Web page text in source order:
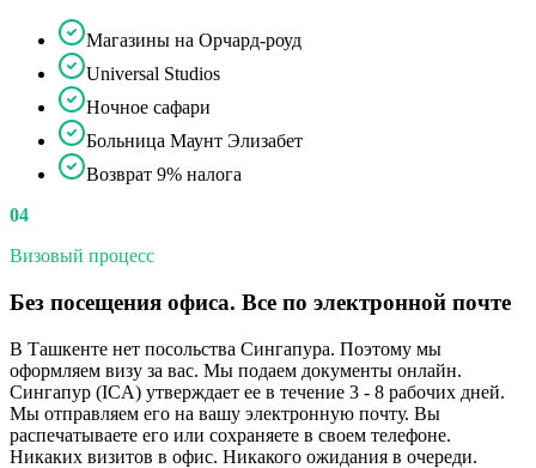
Магазины на Орчард-роуд
Universal Studios
Ночное сафари
Больница Маунт Элизабет
Возврат 9% налога
04
Визовый процесс
Без посещения офиса. Все по электронной почте
В Ташкенте нет посольства Сингапура. Поэтому мы
оформляем визу за вас. Мы подаем документы онлайн.
Сингапур (ICA) утверждает ее в течение 3 - 8 рабочих дней.
Мы отправляем его на вашу электронную почту. Вы
распечатываете его или сохраняете в своем телефоне.
Никаких визитов в офис. Никакого ожидания в очереди.